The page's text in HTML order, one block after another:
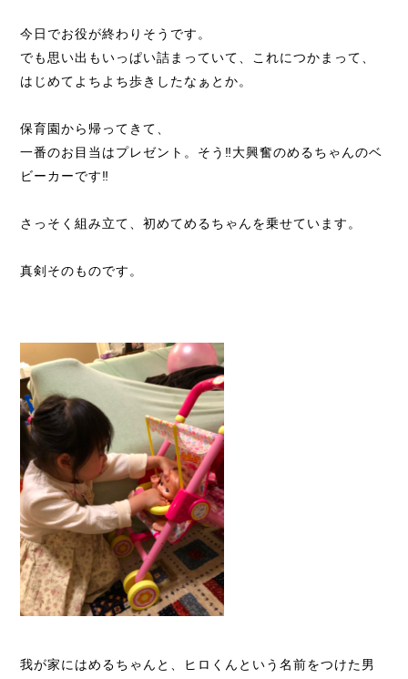
今日でお役が終わりそうです。
でも思い出もいっぱい詰まっていて、これにつかまって、
はじめてよちよち歩きしたなぁとか。
保育園から帰ってきて、
一番のお目当はプレゼント。そう‼️大興奮のめるちゃんのベ
ビーカーです‼️
さっそく組み立て、初めてめるちゃんを乗せています。
真剣そのものです。
我が家にはめるちゃんと、ヒロくんという名前をつけた男